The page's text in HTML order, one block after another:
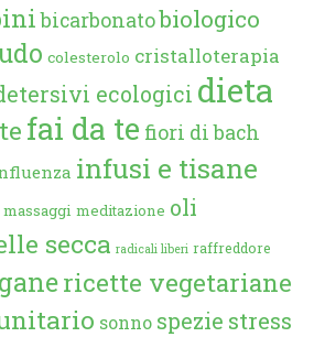
bicarbonatobiologico
colesterolo cristalloterapia
ecologici dieta
fai da te fiori di bach
infusi e tisane
massaggi meditazione oli
secca radicali liberi raffreddore
ricette vegetariane
sonno spezie stress